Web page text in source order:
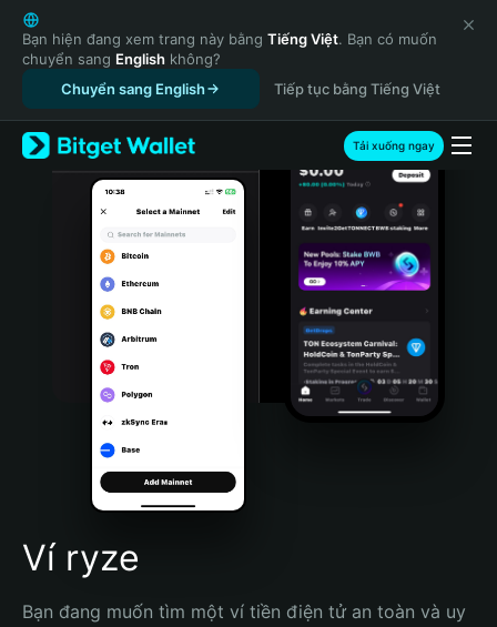
English
日本語
Tiếng Việt
Русский
Español (Latinoamérica)
Türkçe
Italiano
Português (Portugal)
Bahasa Indonesia
Português (Brasil)
Español (Argentina)
Bạn hiện đang xem trang này bằng Tiếng Việt. Bạn có muốn
chuyển sang English không?
Chuyển sang English
Tiếp tục bằng Tiếng Việt
Tải xuống ngay
Ví ryze
Bạn đang muốn tìm một ví tiền điện tử an toàn và uy